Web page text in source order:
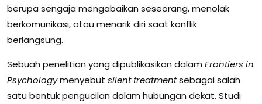
berupa sengaja mengabaikan seseorang, menolak
berkomunikasi, atau menarik diri saat konflik
berlangsung.
Sebuah penelitian yang dipublikasikan dalam Frontiers in
Psychologymenyebut silent treatmentsebagai salah
satu bentuk pengucilan dalam hubungan dekat. Studi